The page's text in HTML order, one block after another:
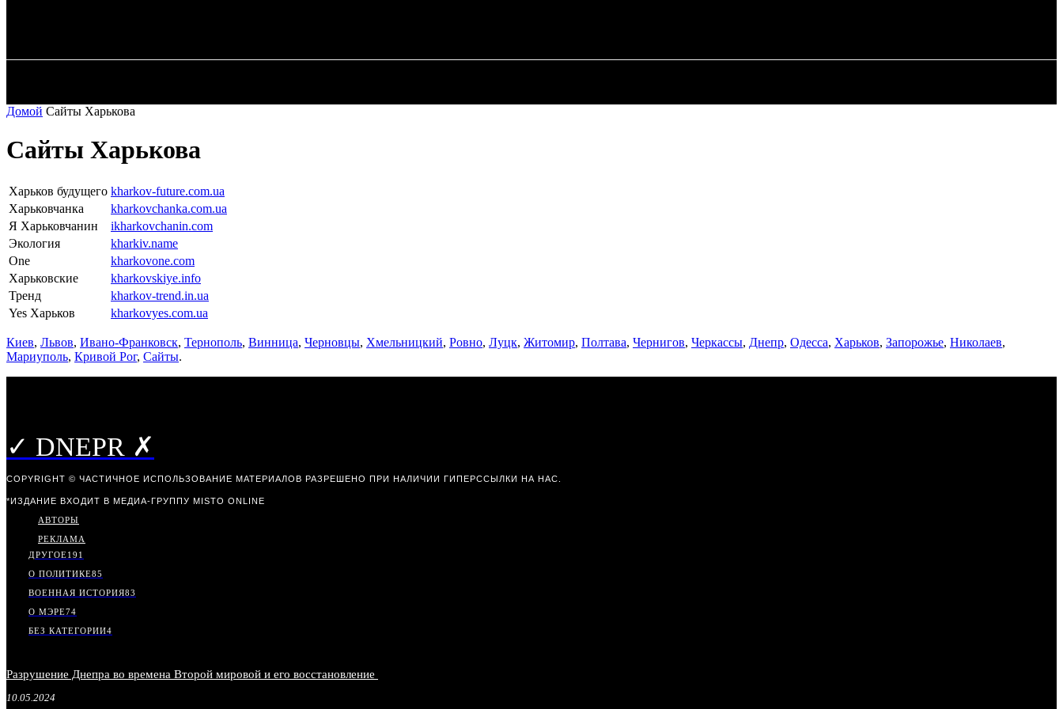
Домой Сайты Харькова
Сайты Харькова
Харьков будущего kharkov-future.com.ua
Харьковчанка
kharkovchanka.com.ua
Я Харьковчанин
ikharkovchanin.com
Экология
kharkiv.name
One
kharkovone.com
Харьковские
kharkovskiye.info
Тренд
kharkov-trend.in.ua
Yes Харьков
kharkovyes.com.ua
Киев, Львов, Ивано-Франковск, Тернополь, Винница, Черновцы, Хмельницкий, Ровно, Луцк, Житомир, Полтава, Чернигов, Черкассы, Днепр, Одесса, Харьков, Запорожье, Николаев,
Мариуполь, Кривой Рог, Сайты.
✓ DNEPR ✗
COPYRIGHT © ЧАСТИЧНОЕ ИСПОЛЬЗОВАНИЕ МАТЕРИАЛОВ РАЗРЕШЕНО ПРИ НАЛИЧИИ ГИПЕРССЫЛКИ НА НАС.
*ИЗДАНИЕ ВХОДИТ В МЕДИА-ГРУППУ MISTO ONLINE
АВТОРЫ
РЕКЛАМА
ДРУГОЕ191
О ПОЛИТИКЕ85
ВОЕННАЯ ИСТОРИЯ83
О МЭРЕ74
БЕЗ КАТЕГОРИИ4
Разрушение Днепра во времена Второй мировой и его восстановление
10.05.2024